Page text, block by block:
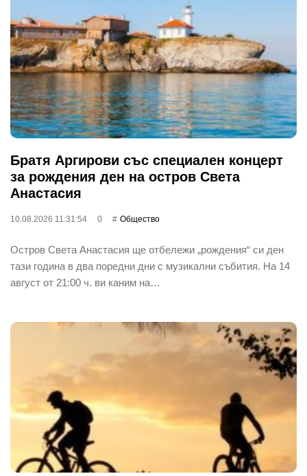
Братя Аргирови със специален концерт
за рождения ден на остров Света
Анастасия
10.08.2026 11:31:54 0 Общество
Остров Света Анастасия ще отбележи „рождения“ си ден
тази година в два поредни дни с музикални събития. На 14
август от 21:00 ч. ви каним на…